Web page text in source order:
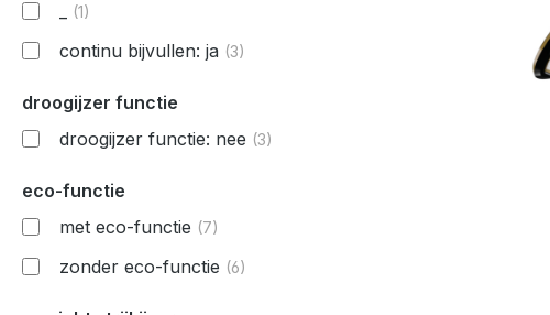
(1)
continu bijvullen: ja (3)
droogijzer functie
droogijzer functie: nee (3)
eco-functie
met eco-functie (7)
zonder eco-functie (6)